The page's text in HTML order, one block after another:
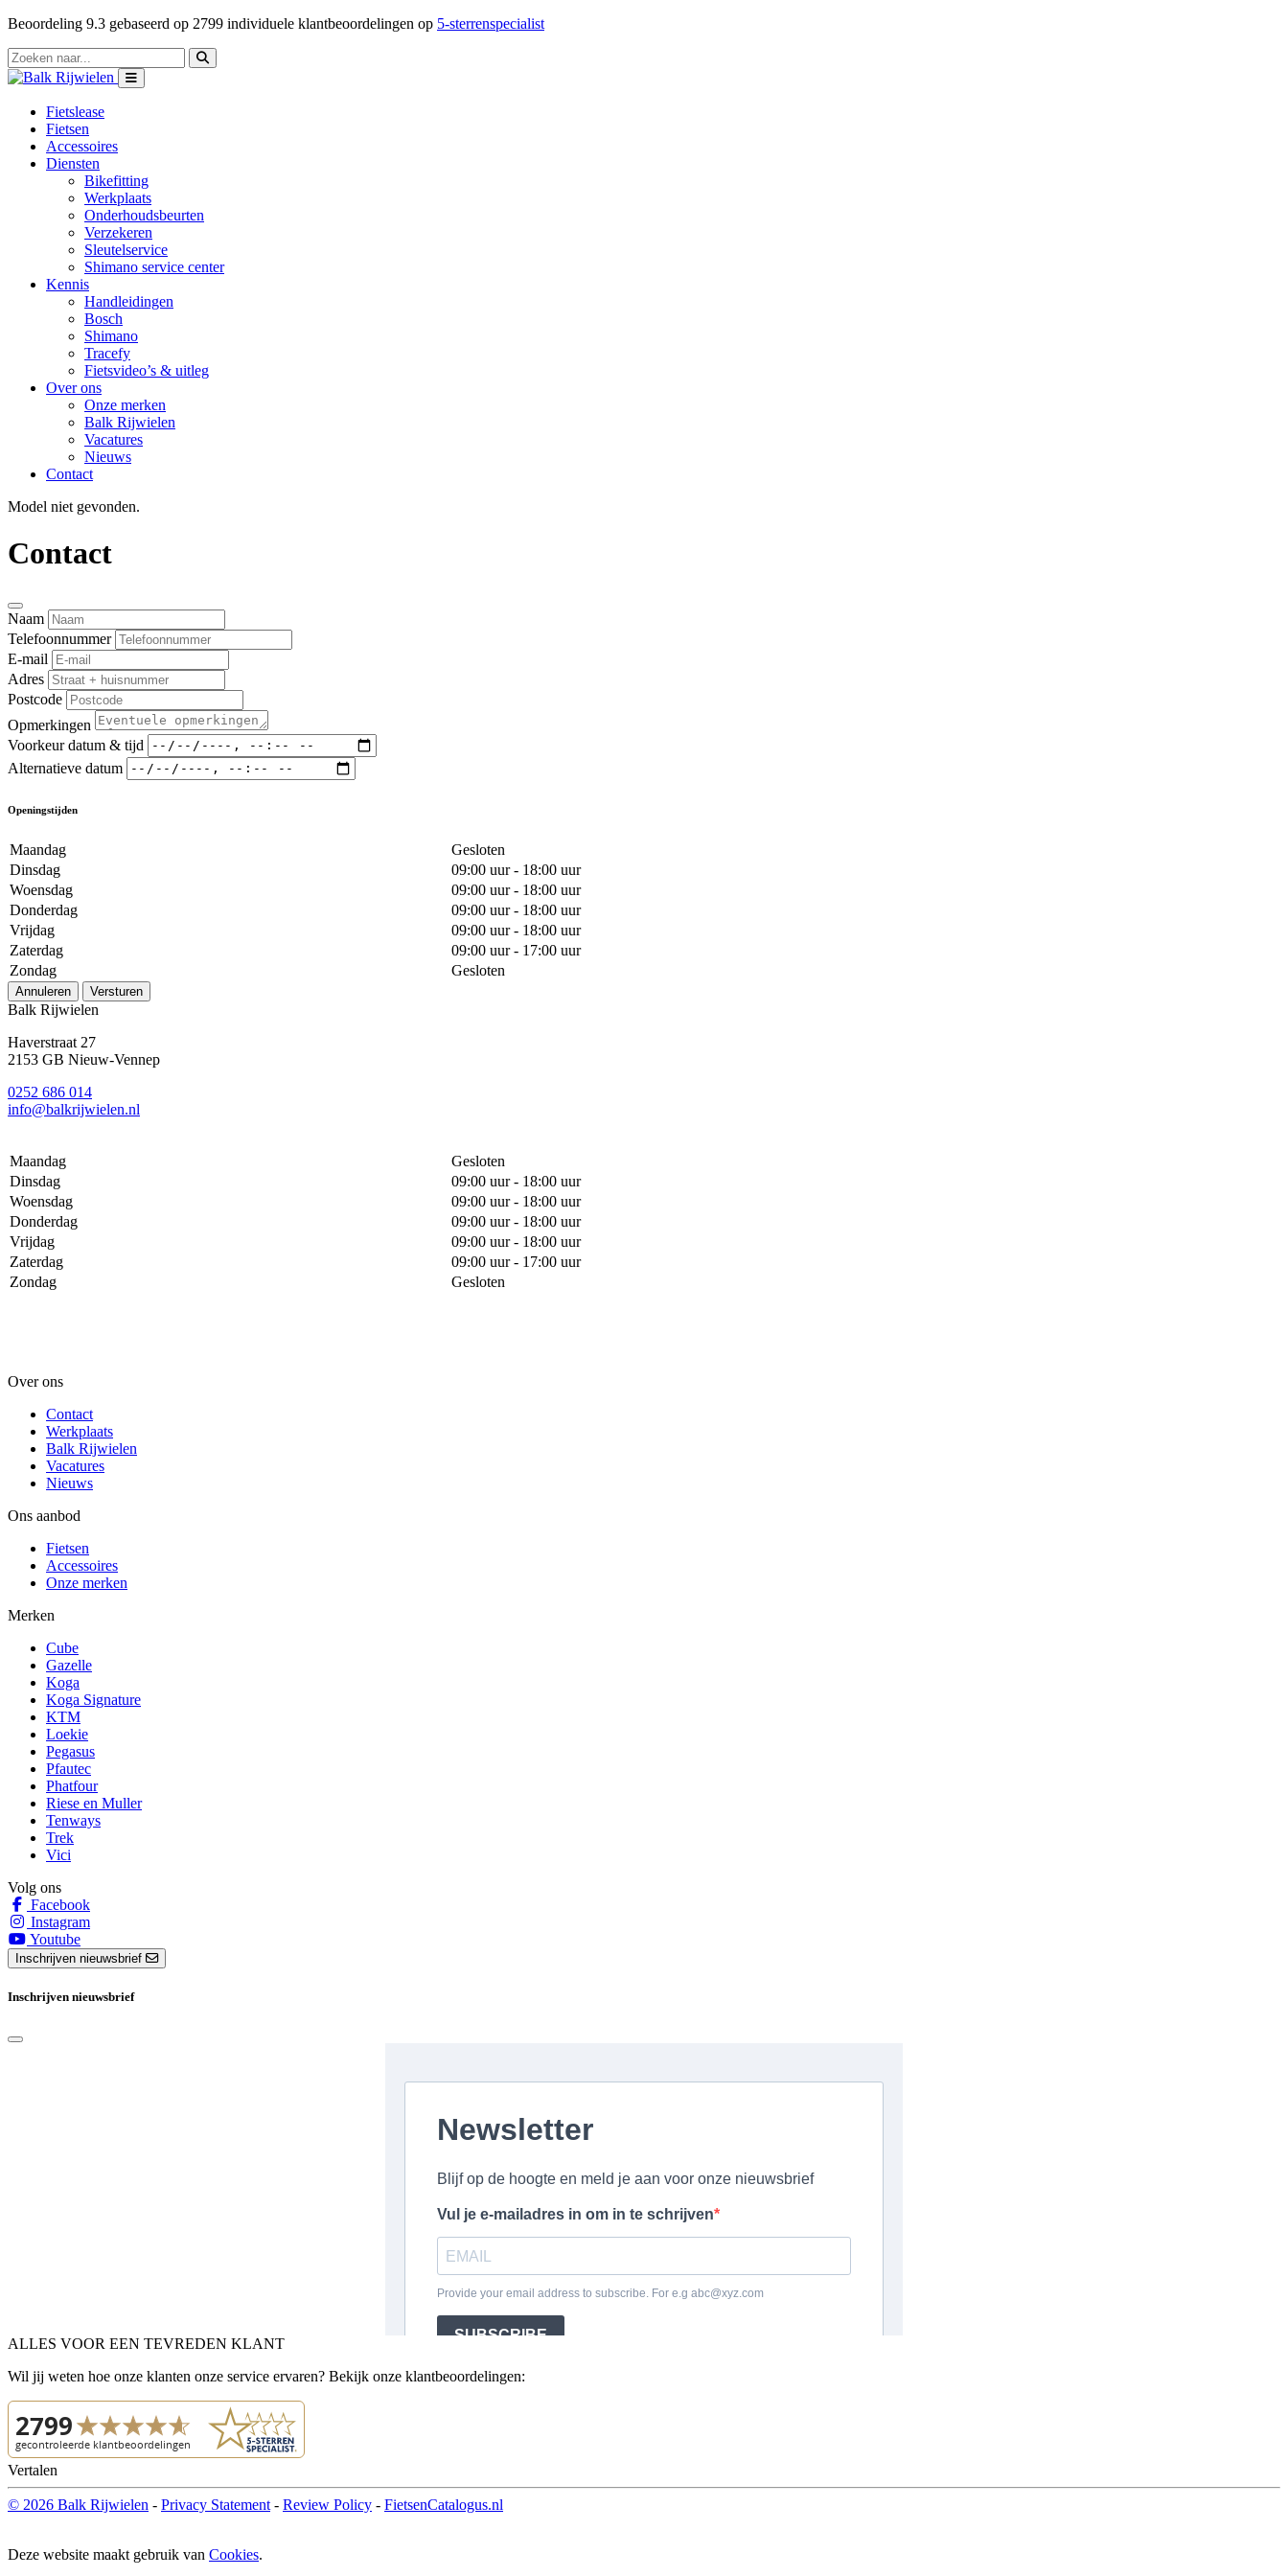
Beoordeling 9.3 gebaseerd op 2799 individuele klantbeoordelingen op 5-sterrenspecialist
Fietslease
Fietsen
Accessoires
Diensten
Bikefitting
Werkplaats
Onderhoudsbeurten
Verzekeren
Sleutelservice
Shimano service center
Kennis
Handleidingen
Bosch
Shimano
Tracefy
Fietsvideo’s & uitleg
Over ons
Onze merken
Balk Rijwielen
Vacatures
Nieuws
Contact
Model niet gevonden.
Contact
Naam
Telefoonnummer
E-mail
Adres
Postcode
Opmerkingen
Voorkeur datum & tijd
Alternatieve datum
Openingstijden
Maandag
Gesloten
Dinsdag
09:00 uur - 18:00 uur
Woensdag
09:00 uur - 18:00 uur
Donderdag
09:00 uur - 18:00 uur
Vrijdag
09:00 uur - 18:00 uur
Zaterdag
09:00 uur - 17:00 uur
Zondag
Gesloten
Annuleren Versturen
Balk Rijwielen
Haverstraat 27
2153 GB Nieuw-Vennep
0252 686 014
info@balkrijwielen.nl
Maandag
Gesloten
Dinsdag
09:00 uur - 18:00 uur
Woensdag
09:00 uur - 18:00 uur
Donderdag
09:00 uur - 18:00 uur
Vrijdag
09:00 uur - 18:00 uur
Zaterdag
09:00 uur - 17:00 uur
Zondag
Gesloten
Over ons
Contact
Werkplaats
Balk Rijwielen
Vacatures
Nieuws
Ons aanbod
Fietsen
Accessoires
Onze merken
Merken
Cube
Gazelle
Koga
Koga Signature
KTM
Loekie
Pegasus
Pfautec
Phatfour
Riese en Muller
Tenways
Trek
Vici
Volg ons
Facebook
Instagram
Youtube
Inschrijven nieuwsbrief
Inschrijven nieuwsbrief
ALLES VOOR EEN TEVREDEN KLANT
Wil jij weten hoe onze klanten onze service ervaren? Bekijk onze klantbeoordelingen:
Vertalen
© 2026 Balk Rijwielen - Privacy Statement - Review Policy - FietsenCatalogus.nl
Deze website maakt gebruik van Cookies.